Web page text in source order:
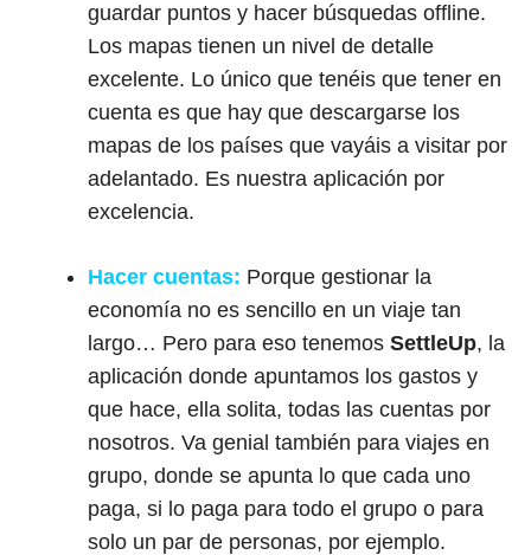
guardar puntos y hacer búsquedas offline.
Los mapas tienen un nivel de detalle
excelente. Lo único que tenéis que tener en
cuenta es que hay que descargarse los
mapas de los países que vayáis a visitar por
adelantado. Es nuestra aplicación por
excelencia.
Hacer cuentas: Porque gestionar la
economía no es sencillo en un viaje tan
largo… Pero para eso tenemos SettleUp, la
aplicación donde apuntamos los gastos y
que hace, ella solita, todas las cuentas por
nosotros. Va genial también para viajes en
grupo, donde se apunta lo que cada uno
paga, si lo paga para todo el grupo o para
solo un par de personas, por ejemplo.